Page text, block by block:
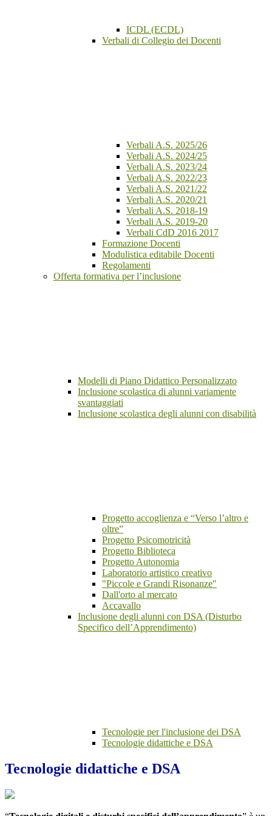
ICDL (ECDL)
Verbali di Collegio dei Docenti
Verbali A.S. 2025/26
Verbali A.S. 2024/25
Verbali A.S. 2023/24
Verbali A.S. 2022/23
Verbali A.S. 2021/22
Verbali A.S. 2020/21
Verbali A.S. 2018-19
Verbali A.S. 2019-20
Verbali CdD 2016 2017
Formazione Docenti
Modulistica editabile Docenti
Regolamenti
Offerta formativa per l’inclusione
Modelli di Piano Didattico Personalizzato
Inclusione scolastica di alunni variamente
svantaggiati
Inclusione scolastica degli alunni con disabilità
Progetto accoglienza e “Verso l’altro e
oltre”
Progetto Psicomotricità
Progetto Biblioteca
Progetto Autonomia
Laboratorio artistico creativo
"Piccole e Grandi Risonanze"
Dall'orto al mercato
Accavallo
Inclusione degli alunni con DSA (Disturbo
Specifico dell’Apprendimento)
Tecnologie per l'inclusione dei DSA
Tecnologie didattiche e DSA
Tecnologie didattiche e DSA